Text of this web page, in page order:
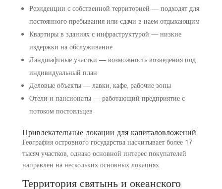
Резиденции с собственной территорией — подходят для
постоянного пребывания или сдачи в наем отдыхающим
Квартиры в зданиях с инфраструктурой — низкие
издержки на обслуживание
Ландшафтные участки — возможность возведения под
индивидуальный план
Деловые объекты — лавки, кафе, рабочие зоны
Отели и пансионаты — работающий предприятие с
потоком постояльцев
Привлекательные локации для капиталовложений
География островного государства насчитывает более 17
тысяч участков, однако основной интерес покупателей
направлен на нескольких основных локациях.
Территория святынь и океанского